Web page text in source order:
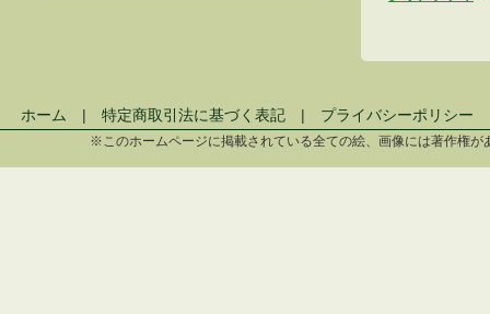
ホーム | 特定商取引法に基づく表記| プライバシーポリシー
※このホームページに掲載されている全ての絵、画像には著作権